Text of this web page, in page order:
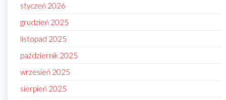
styczeń 2026
grudzień 2025
listopad 2025
październik 2025
wrzesień 2025
sierpień 2025